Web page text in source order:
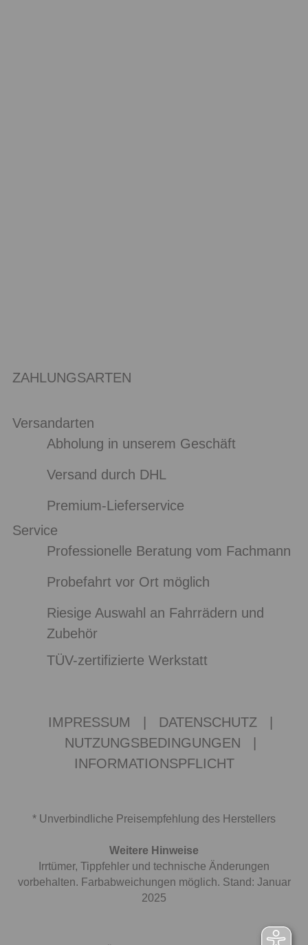
ZAHLUNGSARTEN
Versandarten
Abholung in unserem Geschäft
Versand durch DHL
Premium-Lieferservice
Service
Professionelle Beratung vom Fachmann
Probefahrt vor Ort möglich
Riesige Auswahl an Fahrrädern und
Zubehör
TÜV-zertifizierte Werkstatt
IMPRESSUM DATENSCHUTZ
NUTZUNGSBEDINGUNGEN
INFORMATIONSPFLICHT
* Unverbindliche Preisempfehlung des Herstellers
Weitere Hinweise
Irrtümer, Tippfehler und technische Änderungen
vorbehalten. Farbabweichungen möglich. Stand: Januar
2025